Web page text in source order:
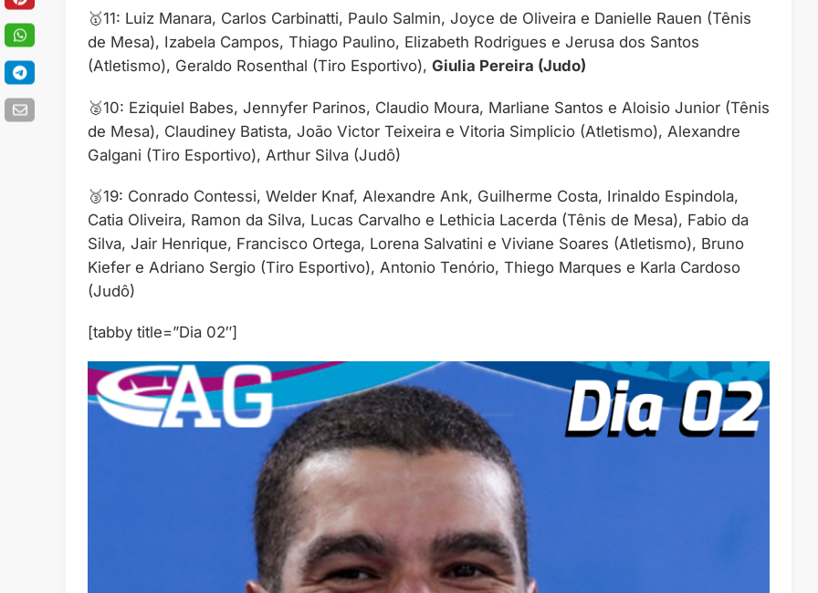
🥇11: Luiz Manara, Carlos Carbinatti, Paulo Salmin, Joyce de Oliveira e Danielle Rauen (Tênis
de Mesa), Izabela Campos, Thiago Paulino, Elizabeth Rodrigues e Jerusa dos Santos
(Atletismo), Geraldo Rosenthal (Tiro Esportivo), Giulia Pereira (Judo)
🥈10: Eziquiel Babes, Jennyfer Parinos, Claudio Moura, Marliane Santos e Aloisio Junior (Tênis
de Mesa), Claudiney Batista, João Victor Teixeira e Vitoria Simplicio (Atletismo), Alexandre
Galgani (Tiro Esportivo), Arthur Silva (Judô)
🥉19: Conrado Contessi, Welder Knaf, Alexandre Ank, Guilherme Costa, Irinaldo Espindola,
Catia Oliveira, Ramon da Silva, Lucas Carvalho e Lethicia Lacerda (Tênis de Mesa), Fabio da
Silva, Jair Henrique, Francisco Ortega, Lorena Salvatini e Viviane Soares (Atletismo), Bruno
Kiefer e Adriano Sergio (Tiro Esportivo), Antonio Tenório, Thiego Marques e Karla Cardoso
(Judô)
[tabby title=”Dia 02″]